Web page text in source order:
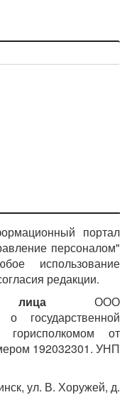
портал
персоналом"
использование
редакции.
ООО
о государственной
от
192032301. УНП
ул. В. Хоружей, д.